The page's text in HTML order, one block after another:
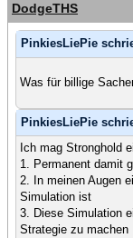
DodgeTHS
PinkiesLiePie
Was für billige
PinkiesLiePie
Ich mag Stronghold
1. Permanent damit
2. In meinen Augen
Simulation ist
3. Diese Simulation
Strategie zu machen